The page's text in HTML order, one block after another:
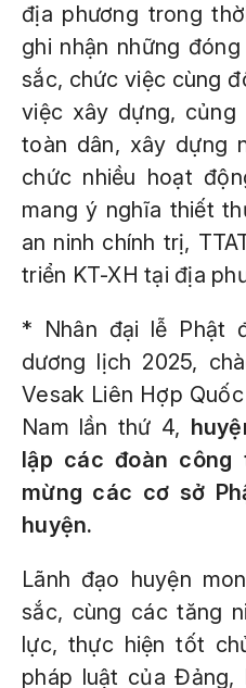
địa phương trong
ghi nhận những
sắc, chức việc cùng
việc xây dựng,
toàn dân, xây dựng
chức nhiều hoạt
mang ý nghĩa thiết
an ninh chính trị,
triển KT-XH tại địa
* Nhân đại lễ Phật
dương lịch 2025,
Vesak Liên Hợp
Nam lần thứ 4,
lập các đoàn công
mừng các cơ sở
huyện.
Lãnh đạo huyện
sắc, cùng các tăng
lực, thực hiện tốt
pháp luật của Đảng,